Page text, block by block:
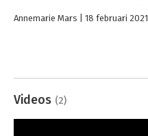
Annemarie Mars 18 februari 2021
Videos (2)